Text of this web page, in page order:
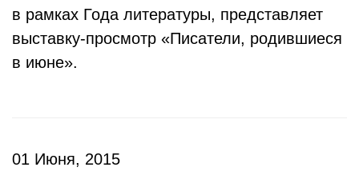
в рамках Года литературы, представляет
выставку-просмотр «Писатели, родившиеся
в июне».
01 Июня, 2015